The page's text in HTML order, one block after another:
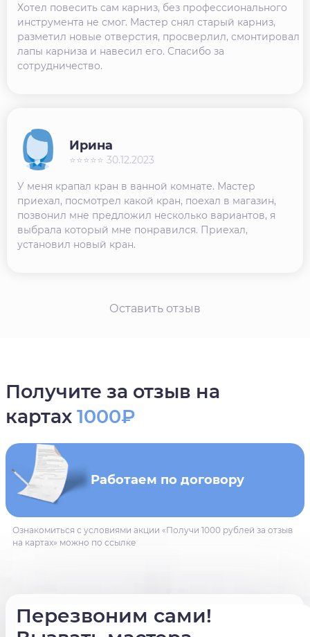
Хотел повесить сам карниз, без профессионального
инструмента не смог. Мастер снял старый карниз,
разметил новые отверстия, просверлил, смонтировал
лапы карниза и навесил его. Спасибо за
сотрудничество.
У меня крапал кран в ванной комнате. Мастер
приехал, посмотрел какой кран, поехал в магазин,
позвонил мне предложил несколько вариантов, я
выбрала который мне понравился. Приехал,
установил новый кран.
Ирина
⭐⭐⭐⭐⭐ 30.12.2023
Оставить отзыв
Перезвоним сами!
Получите за отзыв на
картах 1000₽
Работаем по договору
Ознакомиться с условиями акции «Получи 1000 рублей за отзыв
на картах» можно по ссылке